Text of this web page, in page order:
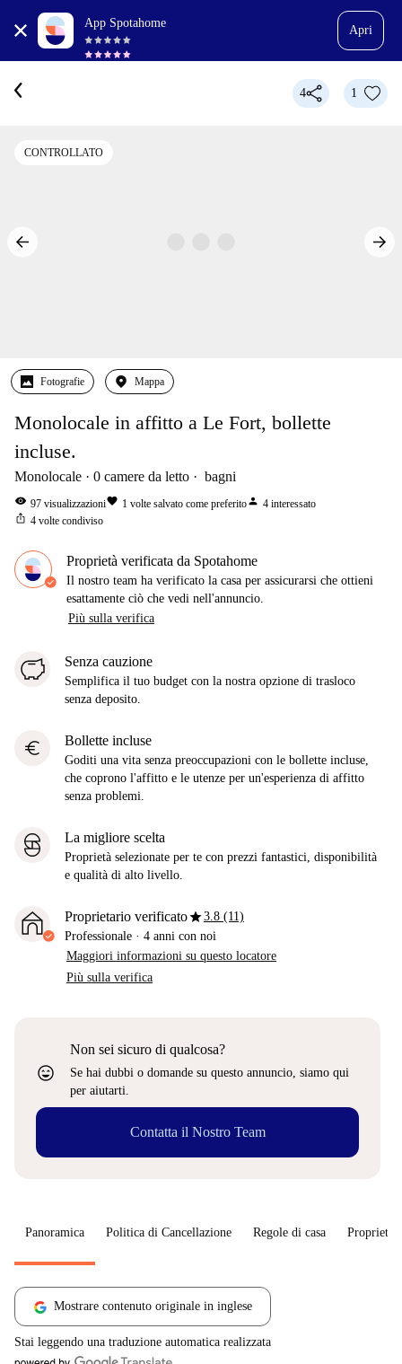
App Spotahome
Apri
4 1
CONTROLLATO
Fotografie Mappa
Monolocale in affitto a Le Fort, bollette
incluse.
Monolocale 0 camere da letto bagni
visibility 97 visualizzazionifavorite 1 volte salvato come preferitoperson 4 interessato
ios_share 4 volte condiviso
Proprietà verificata da Spotahome
Il nostro team ha verificato la casa per assicurarsi che ottieni
esattamente ciò che vedi nell'annuncio.
Più sulla verifica
Senza cauzione
Semplifica il tuo budget con la nostra opzione di trasloco
senza deposito.
euro Bollette incluse
Goditi una vita senza preoccupazioni con le bollette incluse,
che coprono l'affitto e le utenze per un'esperienza di affitto
senza problemi.
La migliore scelta
Proprietà selezionate per te con prezzi fantastici, disponibilità
e qualità di alto livello.
Proprietario verificatostar3.8 (11)
Professionale · 4 anni con noi
Maggiori informazioni su questo locatore
Più sulla verifica
sentiment_very_satisfied
Non sei sicuro di qualcosa?
Se hai dubbi o domande su questo annuncio, siamo qui
per aiutarti.
Contatta il Nostro Team
Panoramica Politica di Cancellazione Regole di casa
Mostrare contenuto originale in inglese
Stai leggendo una traduzione automatica realizzata